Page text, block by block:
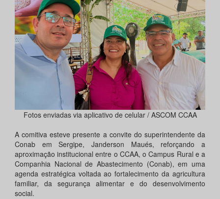
Fotos enviadas via aplicativo de celular / ASCOM CCAA
A comitiva esteve presente a convite do superintendente da
Conab em Sergipe, Janderson Maués, reforçando a
aproximação institucional entre o CCAA, o Campus Rural e a
Companhia Nacional de Abastecimento (Conab), em uma
agenda estratégica voltada ao fortalecimento da agricultura
familiar, da segurança alimentar e do desenvolvimento
social.